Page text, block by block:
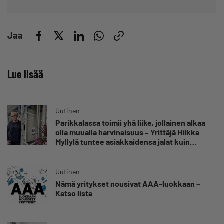
Jaa
Lue lisää
Uutinen
Parikkalassa toimii yhä liike, jollainen alkaa
olla muualla harvinaisuus – Yrittäjä Hilkka
Myllylä tuntee asiakkaidensa jalat kuin
Uutinen
Nämä yritykset nousivat AAA-luokkaan –
Katso lista